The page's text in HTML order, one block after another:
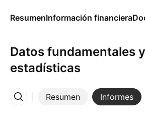
ResumenInformación financiera
Datos fundamentales y
estadísticas
Resumen Informes
Más